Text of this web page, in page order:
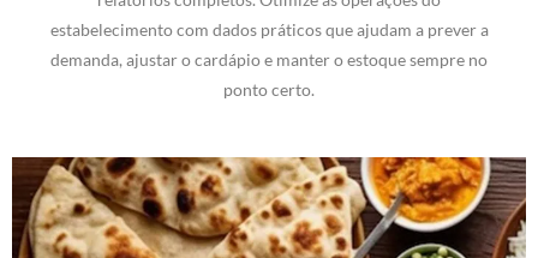
estabelecimento com dados práticos que ajudam a prever a
demanda, ajustar o cardápio e manter o estoque sempre no
ponto certo.